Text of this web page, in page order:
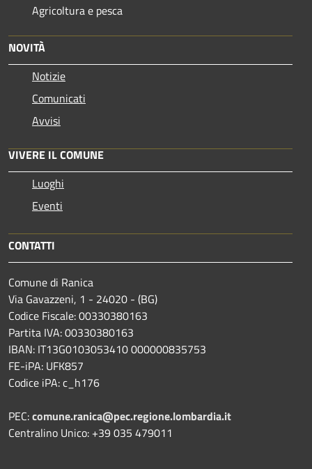
Agricoltura e pesca
NOVITÀ
Notizie
Comunicati
Avvisi
VIVERE IL COMUNE
Luoghi
Eventi
CONTATTI
Comune di Ranica
Via Gavazzeni, 1 - 24020 - (BG)
Codice Fiscale: 00330380163
Partita IVA: 00330380163
IBAN: IT13G0103053410 000000835753
FE-iPA: UFK857
Codice iPA: c_h176
PEC:comune.ranica@pec.regione.lombardia.it
Centralino Unico: +39 035 479011